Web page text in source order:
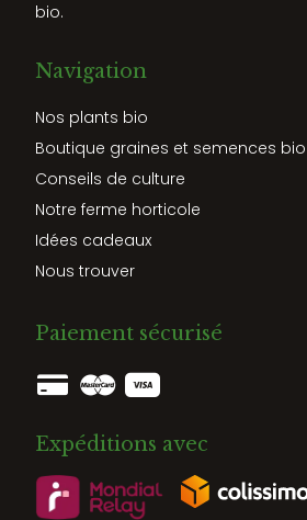
bio.
Navigation
Nos plants bio
Boutique graines et semences bio
Conseils de culture
Notre ferme horticole
Idées cadeaux
Nous trouver
Paiement sécurisé
Expéditions avec